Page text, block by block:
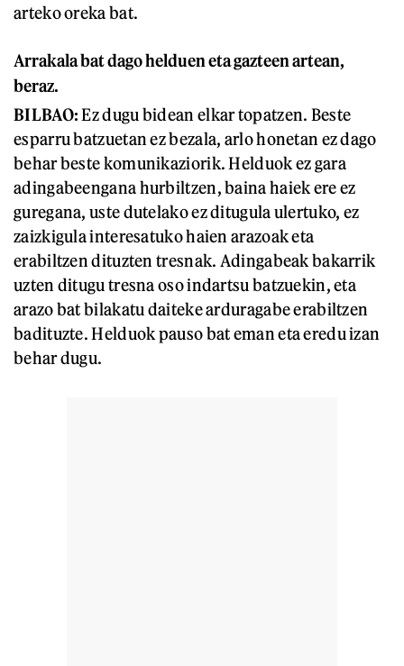
arteko oreka bat.
Arrakala bat dago helduen eta gazteen artean,
beraz.
BILBAO:Ez dugu bidean elkar topatzen. Beste
esparru batzuetan ez bezala, arlo honetan ez dago
behar beste komunikaziorik. Helduok ez gara
adingabeengana hurbiltzen, baina haiek ere ez
guregana, uste dutelako ez ditugula ulertuko, ez
zaizkigula interesatuko haien arazoak eta
erabiltzen dituzten tresnak. Adingabeak bakarrik
uzten ditugu tresna oso indartsu batzuekin, eta
arazo bat bilakatu daiteke arduragabe erabiltzen
badituzte. Helduok pauso bat eman eta eredu izan
behar dugu.